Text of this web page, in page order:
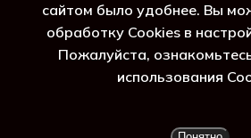
сайтом было удобнее. Вы
обработку Cookies в
Пожалуйста,
использования